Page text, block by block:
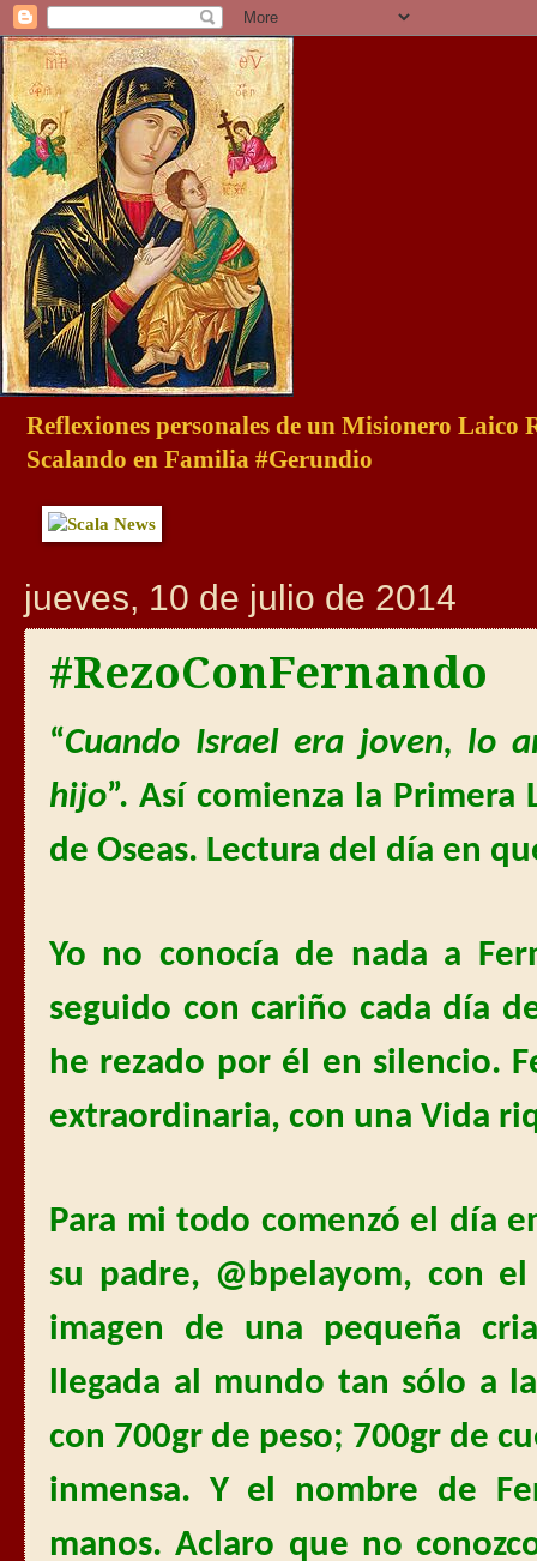
Reflexiones personales de un Misionero Laico
Scalando en Familia #Gerundio
jueves, 10 de julio de 2014
#RezoConFernando
“Cuando Israel era joven, lo
hijo”. Así comienza la Primera
de Oseas. Lectura del día en
Yo no conocía de nada a
seguido con cariño cada día
he rezado por él en silencio.
extraordinaria, con una Vida
Para mi todo comenzó el día
su padre, @bpelayom, con
imagen de una pequeña
llegada al mundo tan sólo a
con 700gr de peso; 700gr de
inmensa. Y el nombre de
manos. Aclaro que no